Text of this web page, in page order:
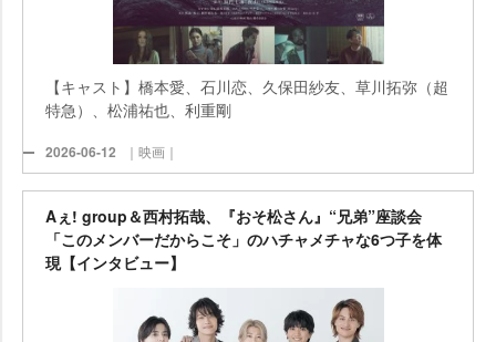
【キャスト】橋本愛、石川恋、久保田紗友、草川拓弥（超
特急）、松浦祐也、利重剛
2026-06-12 ｜映画｜
Aぇ! group＆西村拓哉、『おそ松さん』“兄弟”座談会
「このメンバーだからこそ」のハチャメチャな6つ子を体
現【インタビュー】